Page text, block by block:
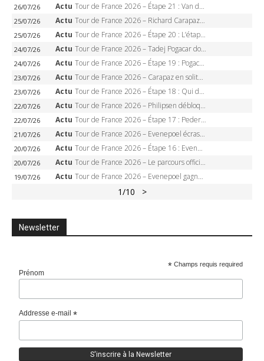
26/07/26 Actu Tour de France 2026 – Étape 21 : Van der Poel, Pogacar, qui succédera à Wout van Aert sur les Champs-Elysées ?
25/07/26 Actu Tour de France 2026 – Richard Carapaz roi des Alpes, doublé et maillot à pois, Seixas perd le podium
25/07/26 Actu Tour de France 2026 – Étape 20 : L’étape reine, Galibier, Sarenne, Alpe d’Huez, qui succédera à Pogacar ?
24/07/26 Actu Tour de France 2026 – Tadej Pogacar dompte l’Alpe d’Huez, 5e victoire, record de Pantani pulvérisé
24/07/26 Actu Tour de France 2026 – Étape 19 : Pogacar peut-il enfin dompter l’Alpe d’Huez ?
23/07/26 Actu Tour de France 2026 – Carapaz en solitaire à Orcières-Merlette, Paret-Peintre à un point du maillot à pois
23/07/26 Actu Tour de France 2026 – Étape 18 : Qui domptera Orcières-Merlette, première marche vers l’Alpe d’Huez ?
22/07/26 Actu Tour de France 2026 – Philipsen débloque son compteur à Voiron, Pedersen en danger pour le maillot vert
22/07/26 Actu Tour de France 2026 – Étape 17 : Pedersen peut-il verrouiller le maillot vert à Voiron ?
21/07/26 Actu Tour de France 2026 – Evenepoel écrase le chrono d’Évian, Seixas 4e, Lipowitz abandonne
20/07/26 Actu Tour de France 2026 – Étape 16 : Evenepoel, Pogacar, Ganna… qui domptera le chrono d’Évian pour redessiner le podium ?
20/07/26 Actu Tour de France 2026 – Le parcours officiel complet : 21 étapes, profils, carte et dates
19/07/26 Actu Tour de France 2026 – Evenepoel gagne à Solaison, Vingegaard abandonne, Pogacar toujours en jaune
1/10 >
Newsletter
* Champs requis required
Prénom
Addresse e-mail*